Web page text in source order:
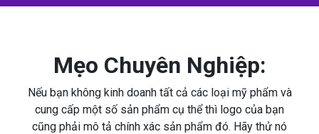
Mẹo Chuyên Nghiệp:
Nếu bạn không kinh doanh tất cả các loại mỹ phẩm và
cung cấp một số sản phẩm cụ thể thì logo của bạn
cũng phải mô tả chính xác sản phẩm đó. Hãy thử nó